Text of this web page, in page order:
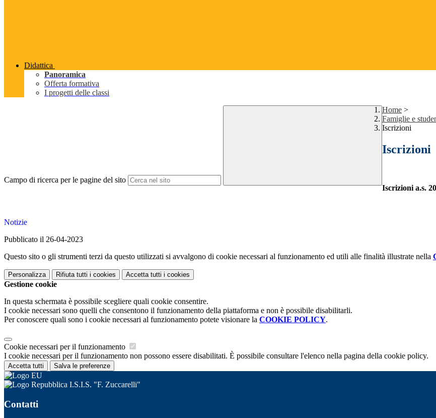
Didattica
Panoramica
Offerta formativa
I progetti delle classi
Campo di ricerca per le pagine del sito
Home >
Famiglie e
Iscrizioni
Iscrizioni
Iscrizioni a.s.
Notizie
Pubblicato il 26-04-2023
Questo sito o gli strumenti terzi da questo utilizzati si avvalgono di cookie necessari al funzionamento ed utili alle finalità illustrate nella
Personalizza Rifiuta tutti i cookies Accetta tutti i cookies
Gestione cookie
In questa schermata è possibile scegliere quali cookie consentire.
I cookie necessari sono quelli che consentono il funzionamento della piattaforma e non è possibile disabilitarli.
Per conoscere quali sono i cookie necessari al funzionamento potete visionare la COOKIE POLICY.
Cookie necessari per il funzionamento
I cookie necessari per il funzionamento non possono essere disabilitati. È possibile consultare l'elenco nella pagina della cookie policy.
Accetta tutti Salva le preferenze
I.S.I.S. "F. Zuccarelli"
Contatti